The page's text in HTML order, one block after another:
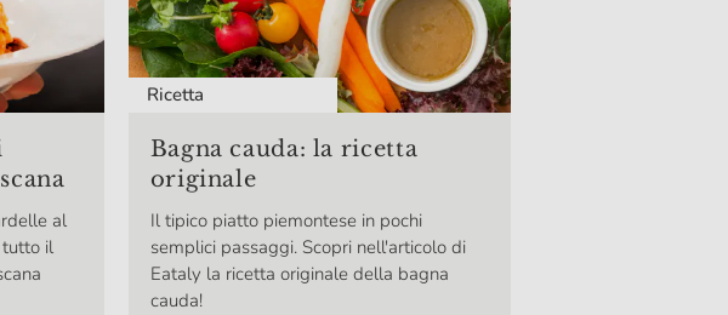
al
tutto il
Ricetta
Bagna cauda: la ricetta
originale
Il tipico piatto piemontese in pochi
semplici passaggi. Scopri nell'articolo di
Eataly la ricetta originale della bagna
cauda!